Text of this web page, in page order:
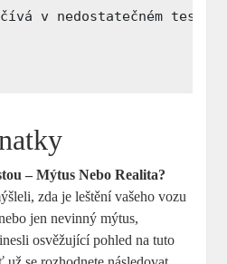
v nedostatečném
– Mýtus Nebo Realita?
zda je leštění vašeho vozu
jen nevinný mýtus,
osvěžující pohled na tuto